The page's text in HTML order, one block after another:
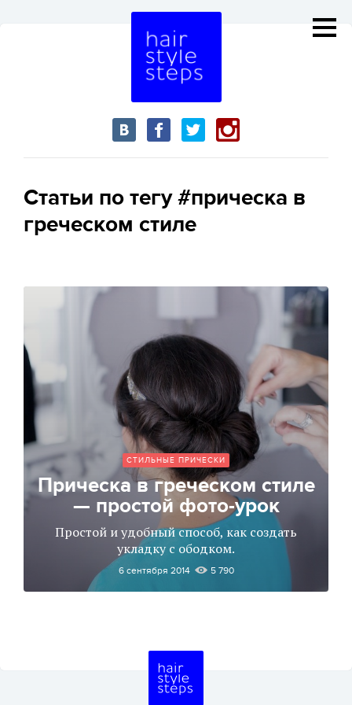
Статьи по тегу #прическа в
греческом стиле
СТИЛЬНЫЕ ПРИЧЕСКИ
Прическа в греческом стиле
— простой фото-урок
Простой и удобный способ, как создать
укладку с ободком.
6 сентября 2014 5 790